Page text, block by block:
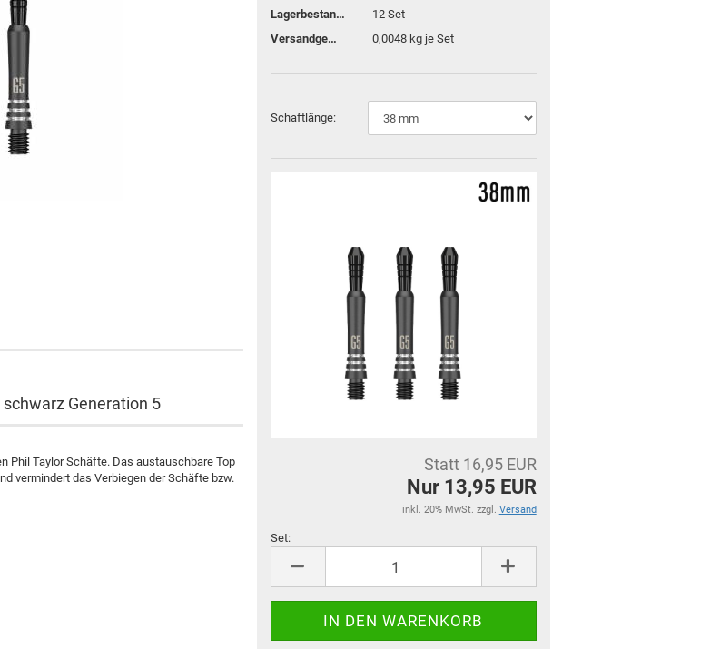
Cosmo Darts Schäfte
Marke "Nexus"
Merkur
für Kinder und Familien
für Dein Zuhause
Top Premium Produkte
Gutscheine
Lagerbestand: 12 Set
Versandgewicht:
0,0048 kg je Set
Schaftlänge:
Statt 16,95 EUR
Nur 13,95 EUR
inkl. 20% MwSt. zzgl. Versand
Set:
Generation 5
Phil Taylor Schäfte. Das austauschbare Top
vermindert das Verbiegen der Schäfte bzw.